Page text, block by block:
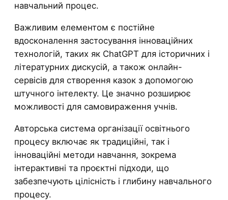
навчальний процес.
Важливим елементом є постійне
вдосконалення застосування інноваційних
технологій, таких як ChatGPT для історичних і
літературних дискусій, а також онлайн-
сервісів для створення казок з допомогою
штучного інтелекту. Це значно розширює
можливості для самовираження учнів.
Авторська система організації освітнього
процесу включає як традиційні, так і
інноваційні методи навчання, зокрема
інтерактивні та проєктні підходи, що
забезпечують цілісність і глибину навчального
процесу.